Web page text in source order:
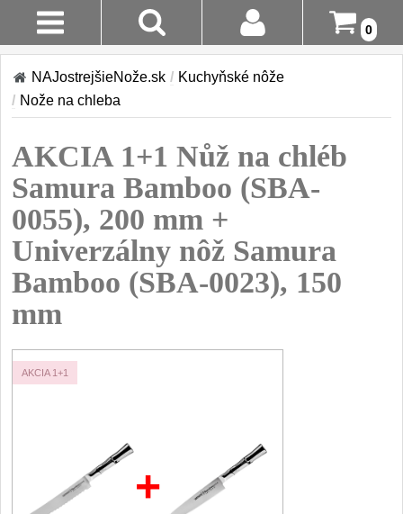
0
Stav
Objednávky
Registrácia
Doručenie
A Platba
Vrátenie Do
14 Dní
Reklamácia
Akcia!
Kuchyňské nôže
Sady nožov 9
Kuchařské nože
Univerzálny nože 50
Nože na ovoce a
zeleninu
Santoku nože
Filetovací nože
Nože na chleba 27
NAJostrejšieNože.sk / Kuchyňské nôže
/ Nože na chleba
AKCIA 1+1 Nůž na chléb
Samura Bamboo (SBA-
0055), 200 mm +
Univerzálny nôž Samura
Bamboo (SBA-0023), 150
mm
AKCIA 1+1
+